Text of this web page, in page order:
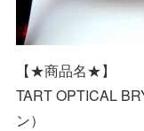
【★商品名★】
TART OPTICAL
ン）